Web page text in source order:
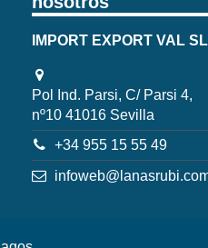
IMPORT EXPORT VAL SL
Pol Ind. Parsi, C/ Parsi 4,
nº10 41016 Sevilla
+34 955 15 55 49